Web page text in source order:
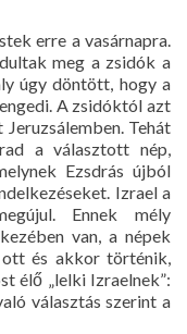
erre a vasárnapra.
meg a zsidók a
úgy döntött, hogy a
A zsidóktól azt
Tehát
a választott nép,
Ezsdrás újból
Izrael a
Ennek mély
van, a népek
és akkor történik,
élő „lelki Izraelnek”:
választás szerint a